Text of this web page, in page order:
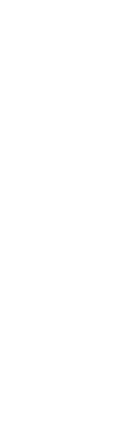
lắng xuống.
biệt thấp trong
bảo quản một